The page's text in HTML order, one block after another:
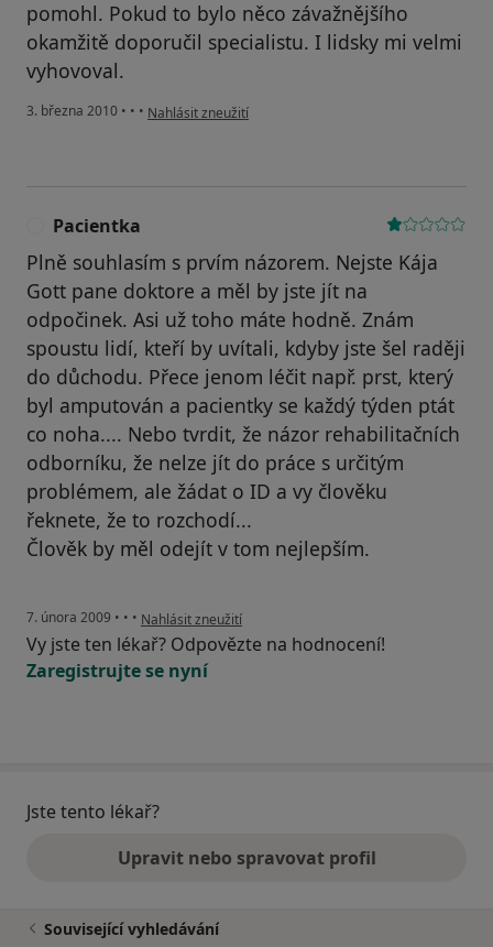
pomohl. Pokud to bylo něco závažnějšího
okamžitě doporučil specialistu. I lidsky mi velmi
vyhovoval.
3. března 2010 • • • podle názoru uživatele Váš účet byl odstraněn
Nahlásit zneužití
Pacientka
Plně souhlasím s prvím názorem. Nejste Kája
Gott pane doktore a měl by jste jít na
odpočinek. Asi už toho máte hodně. Znám
spoustu lidí, kteří by uvítali, kdyby jste šel raději
do důchodu. Přece jenom léčit např. prst, který
byl amputován a pacientky se každý týden ptát
co noha.... Nebo tvrdit, že názor rehabilitačních
odborníku, že nelze jít do práce s určitým
problémem, ale žádat o ID a vy člověku
řeknete, že to rozchodí...
Člověk by měl odejít v tom nejlepším.
7. února 2009 • • • podle názoru uživatele Pacientka
Nahlásit zneužití
Vy jste ten lékař? Odpovězte na hodnocení!
Zaregistrujte se nyní
Jste tento lékař?
Upravit nebo spravovat profil
Související vyhledávání